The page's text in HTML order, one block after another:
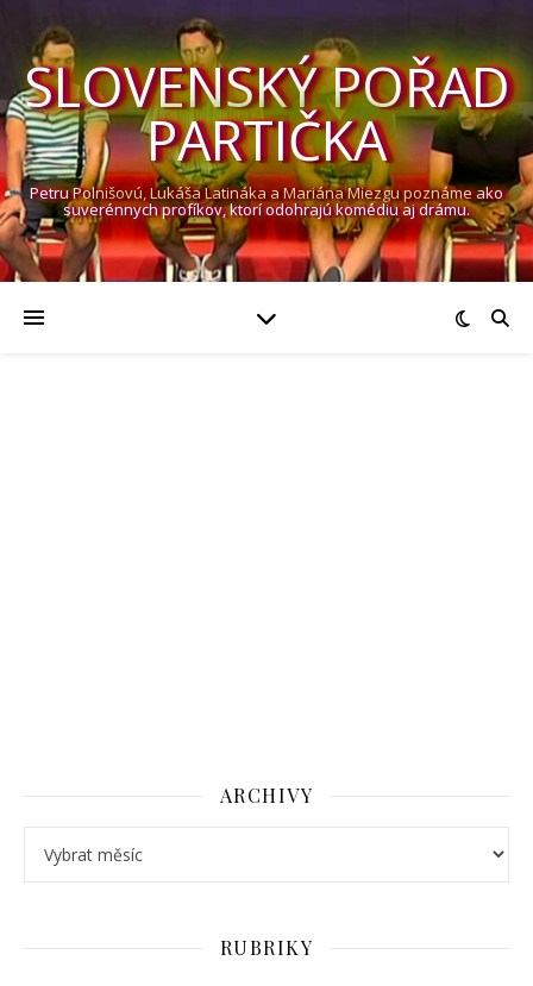
SLOVENSKÝ POŘAD
PARTIČKA
Petru Polnišovú, Lukáša Latináka a Mariána Miezgu poznáme ako
suverénnych profíkov, ktorí odohrajú komédiu aj drámu.
ARCHIVY
RUBRIKY